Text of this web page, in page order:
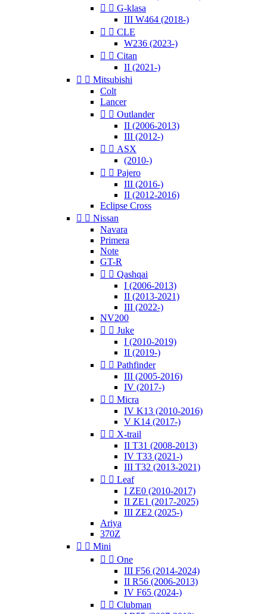
  G-klasa
III W464 (2018-)
  CLE
W236 (2023-)
  Citan
II (2021-)
  Mitsubishi
Colt
Lancer
  Outlander
II (2006-2013)
III (2012-)
  ASX
(2010-)
  Pajero
III (2016-)
II (2012-2016)
Eclipse Cross
  Nissan
Navara
Primera
Note
GT-R
  Qashqai
I (2006-2013)
II (2013-2021)
III (2022-)
NV200
  Juke
I (2010-2019)
II (2019-)
  Pathfinder
III (2005-2016)
IV (2017-)
  Micra
IV K13 (2010-2016)
V K14 (2017-)
  X-trail
II T31 (2008-2013)
IV T33 (2021-)
III T32 (2013-2021)
  Leaf
I ZE0 (2010-2017)
II ZE1 (2017-2025)
III ZE2 (2025-)
Ariya
370Z
  Mini
  One
III F56 (2014-2024)
II R56 (2006-2013)
IV F65 (2024-)
  Clubman